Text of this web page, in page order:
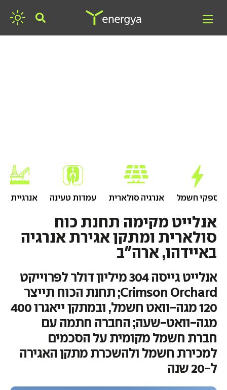
ספקי חשמל אנרגיה סולארית עמדות טעינה אנרגיית גז
אנלייט מקימה תחנת כוח
סולארית ומתקן אגירת אנרגיה
באיידהו, ארה"ב
אנלייט גייסה 304 מיליון דולר לפרוייקט
Crimson Orchard; תחנת הכוח תייצר
120 מגה-וואט חשמל, ובמתקן ייאגרו 400
מגה-וואט-שעה; החברה חתמה עם
חברת חשמל מקומית על הסכמים
למכירת חשמל ולהשכרת מתקן האגירה
ל-20 שנה